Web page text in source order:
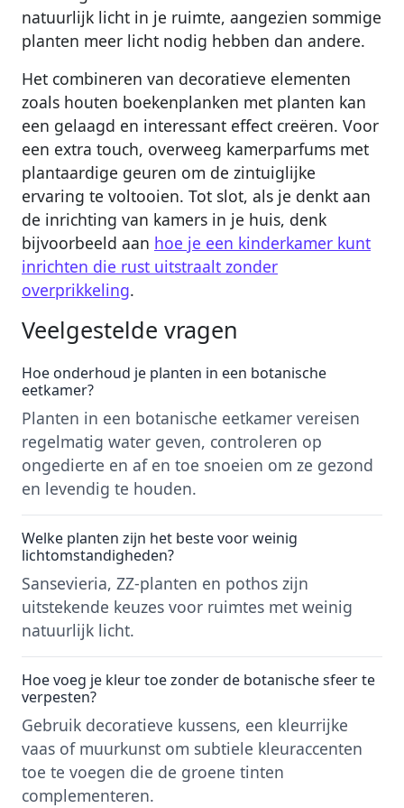
natuurlijk licht in je ruimte, aangezien sommige
planten meer licht nodig hebben dan andere.
Het combineren van decoratieve elementen
zoals houten boekenplanken met planten kan
een gelaagd en interessant effect creëren. Voor
een extra touch, overweeg kamerparfums met
plantaardige geuren om de zintuiglijke
ervaring te voltooien. Tot slot, als je denkt aan
de inrichting van kamers in je huis, denk
bijvoorbeeld aan hoe je een kinderkamer kunt
inrichten die rust uitstraalt zonder
overprikkeling.
Veelgestelde vragen
Hoe onderhoud je planten in een botanische
eetkamer?
Planten in een botanische eetkamer vereisen
regelmatig water geven, controleren op
ongedierte en af en toe snoeien om ze gezond
en levendig te houden.
Welke planten zijn het beste voor weinig
lichtomstandigheden?
Sansevieria, ZZ-planten en pothos zijn
uitstekende keuzes voor ruimtes met weinig
natuurlijk licht.
Hoe voeg je kleur toe zonder de botanische sfeer te
verpesten?
Gebruik decoratieve kussens, een kleurrijke
vaas of muurkunst om subtiele kleuraccenten
toe te voegen die de groene tinten
complementeren.